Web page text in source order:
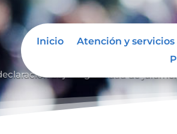
Inicio Atención y
bajo la gravedad de